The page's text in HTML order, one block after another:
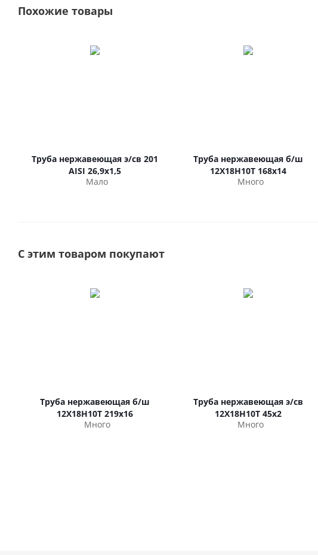
Похожие товары
Труба нержавеющая э/св 201
AISI 26,9х1,5
Мало
Труба нержавеющая б/ш
12Х18Н10Т 168х14
Много
С этим товаром покупают
Труба нержавеющая б/ш
12Х18Н10Т 219х16
Много
Труба нержавеющая э/св
12Х18Н10Т 45х2
Много